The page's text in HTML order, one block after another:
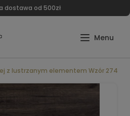
dostawa od 500zł
z lustrzanym elementem Wzór 274